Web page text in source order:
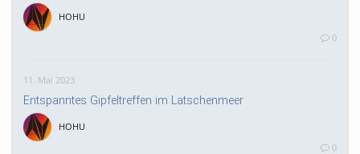
HOHU
0
11. Mai 2023
Entspanntes Gipfeltreffen im Latschenmeer
HOHU
0